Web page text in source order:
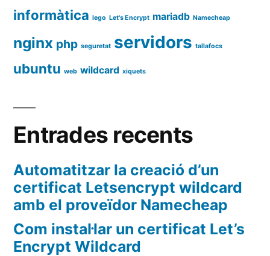
informàtica lego Let's Encrypt mariadb Namecheap
nginx php seguretat servidors tallafocs
ubuntu web wildcard xiquets
Entrades recents
Automatitzar la creació d’un
certificat Letsencrypt wildcard
amb el proveïdor Namecheap
Com instal·lar un certificat Let’s
Encrypt Wildcard